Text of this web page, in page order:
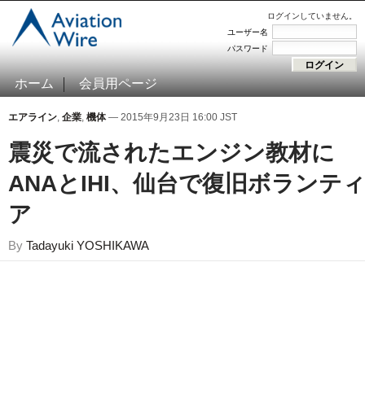
ログインしていません。
ユーザー名
パスワード
ホーム 会員用ページ
エアライン, 企業, 機体— 2015年9月23日 16:00 JST
震災で流されたエンジン教材に
ANAとIHI、仙台で復旧ボランティ
ア
By Tadayuki YOSHIKAWA